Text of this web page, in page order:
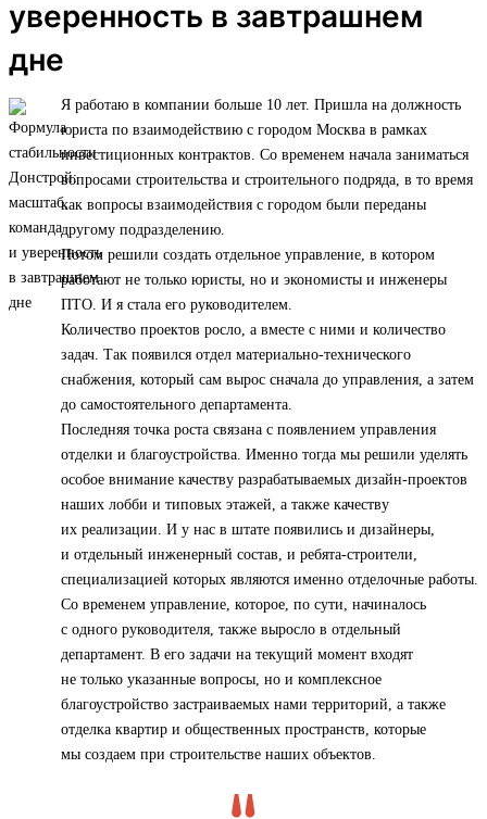
уверенность в завтрашнем
дне
Я работаю в компании больше 10 лет. Пришла на должность
юриста по взаимодействию с городом Москва в рамках
инвестиционных контрактов. Со временем начала заниматься
вопросами строительства и строительного подряда, в то время
как вопросы взаимодействия с городом были переданы
другому подразделению.
Потом решили создать отдельное управление, в котором
работают не только юристы, но и экономисты и инженеры
ПТО. И я стала его руководителем.
Количество проектов росло, а вместе с ними и количество
задач. Так появился отдел материально-технического
снабжения, который сам вырос сначала до управления, а затем
до самостоятельного департамента.
Последняя точка роста связана с появлением управления
отделки и благоустройства. Именно тогда мы решили уделять
особое внимание качеству разрабатываемых дизайн-проектов
наших лобби и типовых этажей, а также качеству
их реализации. И у нас в штате появились и дизайнеры,
и отдельный инженерный состав, и ребята-строители,
специализацией которых являются именно отделочные работы.
Со временем управление, которое, по сути, начиналось
с одного руководителя, также выросло в отдельный
департамент. В его задачи на текущий момент входят
не только указанные вопросы, но и комплексное
благоустройство застраиваемых нами территорий, а также
отделка квартир и общественных пространств, которые
мы создаем при строительстве наших объектов.